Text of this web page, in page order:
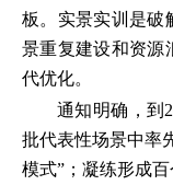
板。实景实训是破
景重复建设和资源
代优化。
通知明确，到
批代表性场景中率
模式”；凝练形成